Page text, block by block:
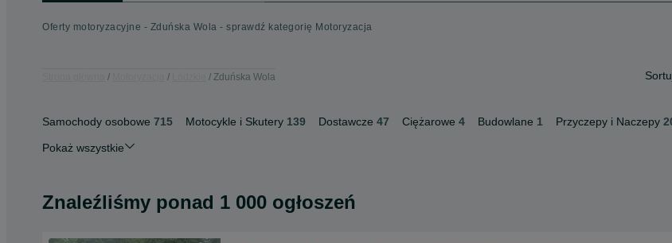
Oferty motoryzacyjne - Zduńska Wola - sprawdź kategorię Motoryzacja
Zduńska Wola
Samochody osobowe 715 Motocykle i Skutery 139 Dostawcze 47 Ciężarowe 4 Budowlane 1 Przyczepy i Naczepy
Pokaż wszystkie
Znaleźliśmy ponad 1 000 ogłoszeń